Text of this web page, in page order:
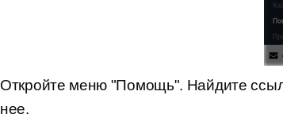
Откройте меню "Помощь". Найдите
нее.